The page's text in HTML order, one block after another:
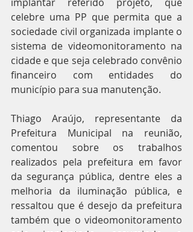
celebre uma PP que permita que a
sociedade civil organizada implante o
sistema de videomonitoramento na
cidade e que seja celebrado convênio
financeiro com entidades do
município para sua manutenção.
Thiago Araújo, representante da
Prefeitura Municipal na reunião,
comentou sobre os trabalhos
realizados pela prefeitura em favor
da segurança pública, dentre eles a
melhoria da iluminação pública, e
ressaltou que é desejo da prefeitura
também que o videomonitoramento